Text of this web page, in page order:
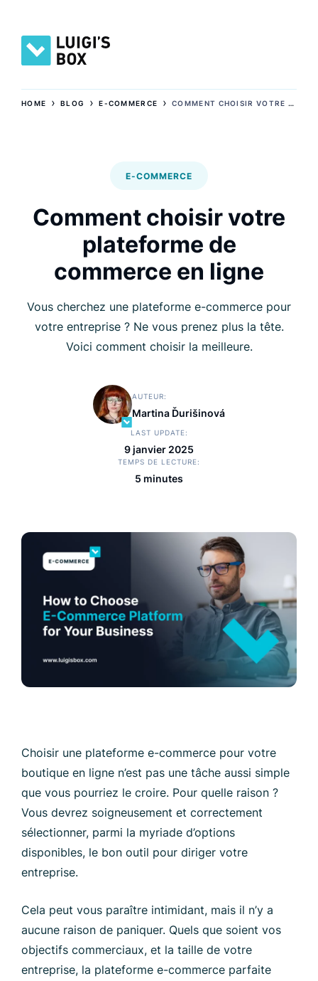
HOME ›BLOG ›E-COMMERCE ›COMMENT CHOISIR VOTRE PLATEFORME DE COMMERCE EN LIGNE
E-COMMERCE
Comment choisir votre
plateforme de
commerce en ligne
Vous cherchez une plateforme e-commerce pour
votre entreprise ? Ne vous prenez plus la tête.
Voici comment choisir la meilleure.
AUTEUR
Martina Ďurišinová
LAST UPDATE
9 janvier 2025
TEMPS DE LECTURE
5 minutes
Choisir une plateforme e-commerce pour votre
boutique en ligne n’est pas une tâche aussi simple
que vous pourriez le croire. Pour quelle raison ?
Vous devrez soigneusement et correctement
sélectionner, parmi la myriade d’options
disponibles, le bon outil pour diriger votre
entreprise.
Cela peut vous paraître intimidant, mais il n’y a
aucune raison de paniquer. Quels que soient vos
objectifs commerciaux, et la taille de votre
entreprise, la plateforme e-commerce parfaite